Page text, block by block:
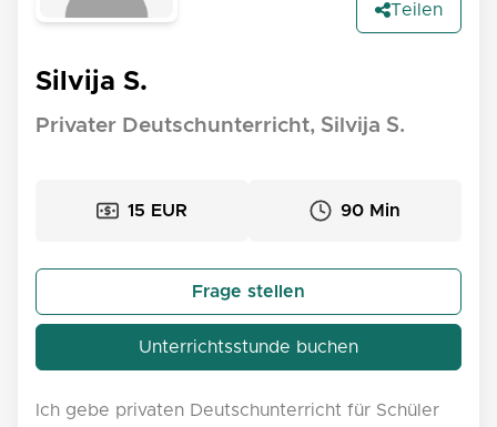
Teilen
Silvija S.
Privater Deutschunterricht, Silvija S.
15 EUR 90 Min
Frage stellen
Unterrichtsstunde buchen
Ich gebe privaten Deutschunterricht für Schüler